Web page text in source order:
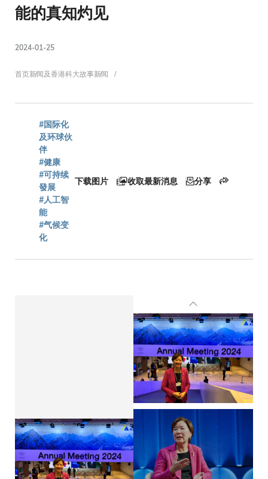
能的真知灼见
2024-01-25
面
包
屑
首页新闻及香港科大故事新闻
#国际化
及环球伙
伴
#健康
#可持续
發展
#人工智
能
#气候变
化
下载图片 收取最新消息 分享